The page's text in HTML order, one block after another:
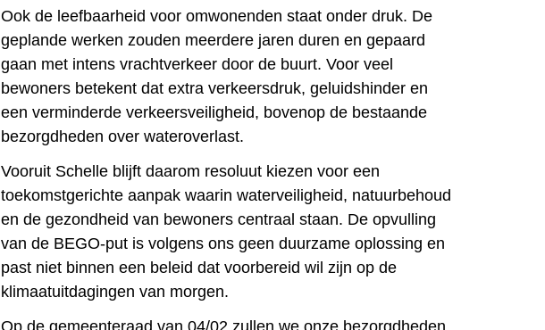
Ook de leefbaarheid voor omwonenden staat onder druk. De
geplande werken zouden meerdere jaren duren en gepaard
gaan met intens vrachtverkeer door de buurt. Voor veel
bewoners betekent dat extra verkeersdruk, geluidshinder en
een verminderde verkeersveiligheid, bovenop de bestaande
bezorgdheden over wateroverlast.
Vooruit Schelle blijft daarom resoluut kiezen voor een
toekomstgerichte aanpak waarin waterveiligheid, natuurbehoud
en de gezondheid van bewoners centraal staan. De opvulling
van de BEGO-put is volgens ons geen duurzame oplossing en
past niet binnen een beleid dat voorbereid wil zijn op de
klimaatuitdagingen van morgen.